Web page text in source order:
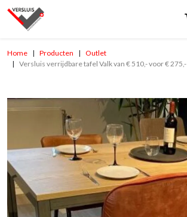
Home Producten
Outlet
Versluis verrijdbare tafel Valk van € 510,- voor € 275,-